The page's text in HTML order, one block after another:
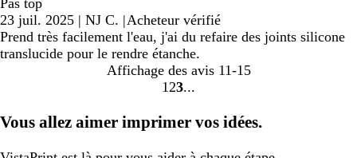
Pas top
23 juil. 2025 | NJ C. |Acheteur vérifié
Prend très facilement l'eau, j'ai du refaire des joints silicone
translucide pour le rendre étanche.
Affichage des avis 11-15
Accéder
la
1 Accéder
la
2 Accéder
la
3
Vous allez aimer imprimer vos idées.